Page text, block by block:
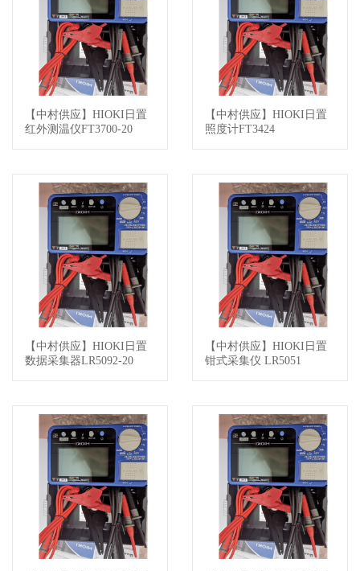
查看详情
【中村供应】HIOKI日置
红外测温仪FT3700-20
查看详情
【中村供应】HIOKI日置
照度计FT3424
查看详情
【中村供应】HIOKI日置
数据采集器LR5092-20
查看详情
【中村供应】HIOKI日置
钳式采集仪 LR5051